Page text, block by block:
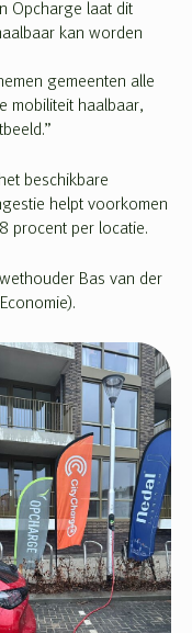
Opcharge laat dit
kan worden
gemeenten alle
mobiliteit haalbaar,
beschikbare
helpt voorkomen
procent per locatie.
Bas van der